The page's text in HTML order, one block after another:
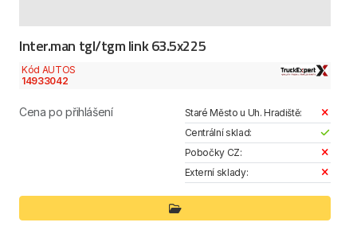
Inter.man tgl/tgm link 63.5x225
Kód AUTOS
14933042
Cena po přihlášení
Staré Město u Uh. Hradiště:
Centrální sklad:
Pobočky CZ:
Externí sklady: